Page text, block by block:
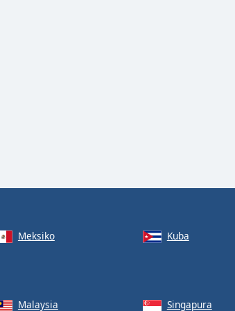
Meksiko Kuba
Malaysia Singapura